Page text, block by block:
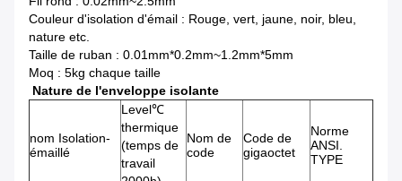
Couleur d'isolation d'émail : Rouge, vert, jaune, noir, bleu,
nature etc.
Taille de ruban : 0.01mm*0.2mm~1.2mm*5mm
Moq : 5kg chaque taille
Nature de l'enveloppe isolante
nom Isolation-
émaillé
Level℃
thermique
(temps de
travail
Nom de
code
Code de
gigaoctet
Norme
ANSI.
TYPE